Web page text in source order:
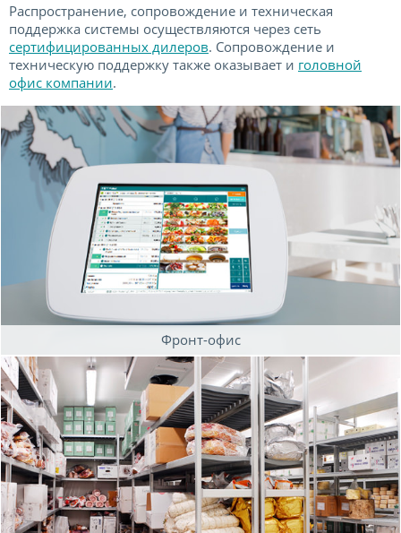
Распространение, сопровождение и техническая
поддержка системы осуществляются через сеть
сертифицированных дилеров. Сопровождение и
техническую поддержку также оказывает и головной
офис компании.
Фронт-офис